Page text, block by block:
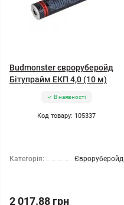
Budmonster євроруберойд
Бітупрайм ЕКП 4,0 (10 м)
В наявності
Код товару: 105337
Категорія: Євроруберойд
2 017.88 грн